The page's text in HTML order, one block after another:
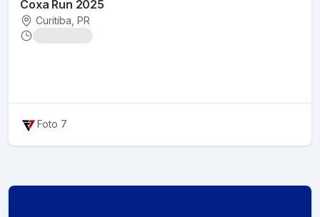
Coxa Run 2025
Curitiba , PR
Foto 7